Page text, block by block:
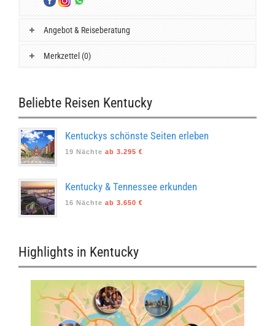
Angebot & Reiseberatung
Merkzettel (0)
Beliebte Reisen Kentucky
Kentuckys schönste Seiten erleben
19 Nächte ab 3.295 €
Kentucky & Tennessee erkunden
16 Nächte ab 3.650 €
Highlights in Kentucky